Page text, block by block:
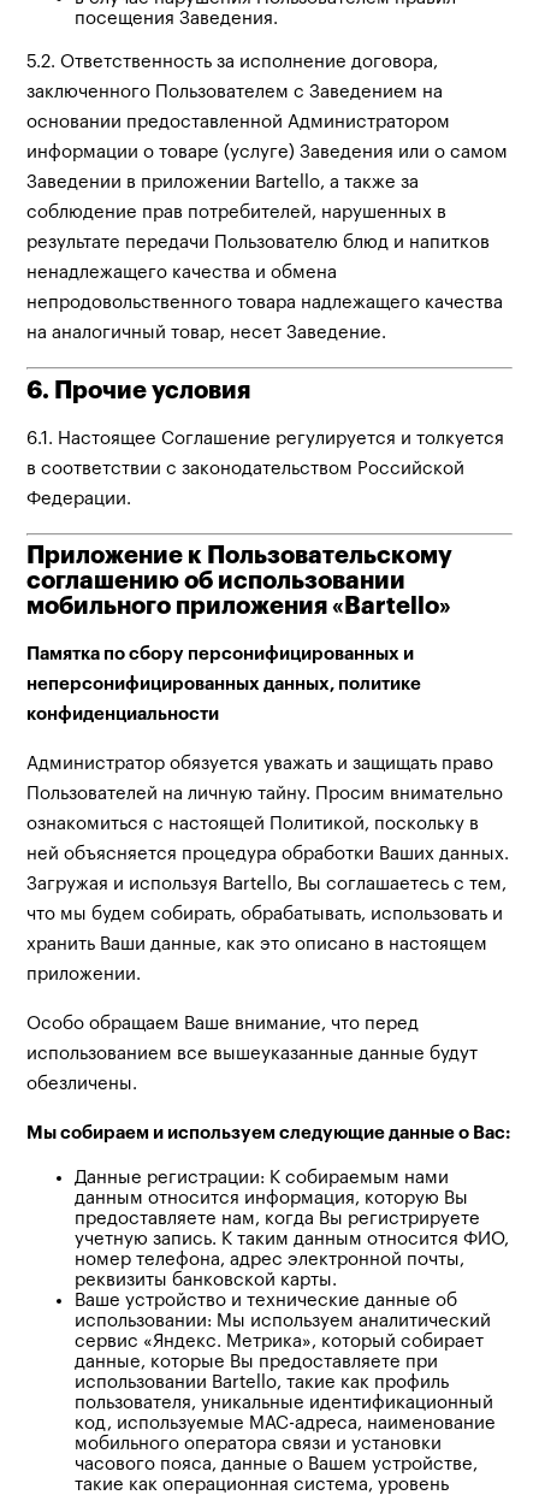
посещения Заведения.
5.2. Ответственность за исполнение договора,
заключенного Пользователем с Заведением на
основании предоставленной Администратором
информации о товаре (услуге) Заведения или о самом
Заведении в приложении Bartello, а также за
соблюдение прав потребителей, нарушенных в
результате передачи Пользователю блюд и напитков
ненадлежащего качества и обмена
непродовольственного товара надлежащего качества
на аналогичный товар, несет Заведение.
6. Прочие условия
6.1. Настоящее Соглашение регулируется и толкуется
в соответствии с законодательством Российской
Федерации.
Приложение к Пользовательскому
соглашению об использовании
мобильного приложения «Bartello»
Памятка по сбору персонифицированных и
неперсонифицированных данных, политике
конфиденциальности
Администратор обязуется уважать и защищать право
Пользователей на личную тайну. Просим внимательно
ознакомиться с настоящей Политикой, поскольку в
ней объясняется процедура обработки Ваших данных.
Загружая и используя Bartello, Вы соглашаетесь с тем,
что мы будем собирать, обрабатывать, использовать и
хранить Ваши данные, как это описано в настоящем
приложении.
Особо обращаем Ваше внимание, что перед
использованием все вышеуказанные данные будут
обезличены.
Мы собираем и используем следующие данные о Вас:
Данные регистрации: К собираемым нами
данным относится информация, которую Вы
предоставляете нам, когда Вы регистрируете
учетную запись. К таким данным относится ФИО,
номер телефона, адрес электронной почты,
реквизиты банковской карты.
Ваше устройство и технические данные об
использовании: Мы используем аналитический
сервис «Яндекс. Метрика», который собирает
данные, которые Вы предоставляете при
использовании Bartello, такие как профиль
пользователя, уникальные идентификационный
код, используемые MAC-адреса, наименование
мобильного оператора связи и установки
часового пояса, данные о Вашем устройстве,
такие как операционная система, уровень